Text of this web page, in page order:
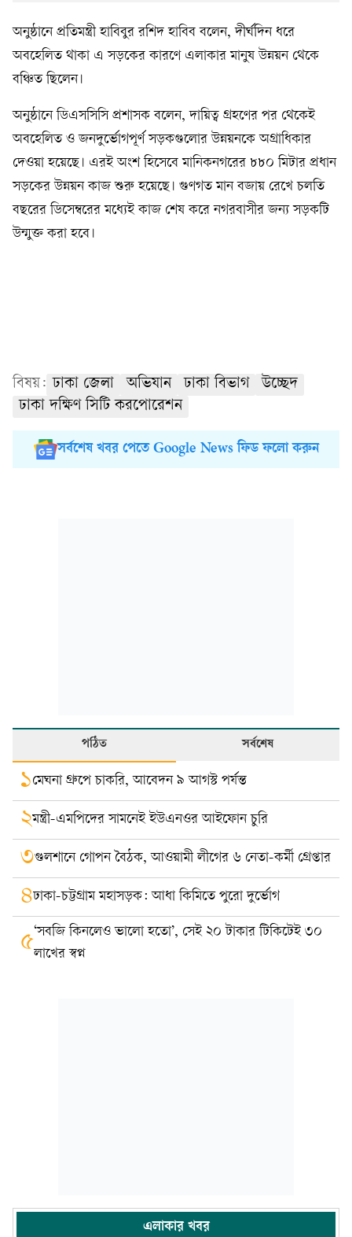
অনুষ্ঠানে প্রতিমন্ত্রী হাবিবুর রশিদ হাবিব বলেন, দীর্ঘদিন ধরে
অবহেলিত থাকা এ সড়কের কারণে এলাকার মানুষ উন্নয়ন থেকে
বঞ্চিত ছিলেন।
অনুষ্ঠানে ডিএসসিসি প্রশাসক বলেন, দায়িত্ব গ্রহণের পর থেকেই
অবহেলিত ও জনদুর্ভোগপূর্ণ সড়কগুলোর উন্নয়নকে অগ্রাধিকার
দেওয়া হয়েছে। এরই অংশ হিসেবে মানিকনগরের ৮৮০ মিটার প্রধান
সড়কের উন্নয়ন কাজ শুরু হয়েছে। গুণগত মান বজায় রেখে চলতি
বছরের ডিসেম্বরের মধ্যেই কাজ শেষ করে নগরবাসীর জন্য সড়কটি
উন্মুক্ত করা হবে।
বিষয়: ঢাকা জেলা অভিযান ঢাকা বিভাগ
উচ্ছেদ
ঢাকা দক্ষিণ সিটি করপোরেশন
সর্বশেষ খবর পেতে Google News ফিড ফলো করুন
পঠিত সর্বশেষ
১মেঘনা গ্রুপে চাকরি, আবেদন ৯ আগস্ট পর্যন্ত
২মন্ত্রী-এমপিদের সামনেই ইউএনওর আইফোন চুরি
৩গুলশানে গোপন বৈঠক, আওয়ামী লীগের ৬ নেতা-কর্মী গ্রেপ্তার
৪ঢাকা-চট্টগ্রাম মহাসড়ক: আধা কিমিতে পুরো দুর্ভোগ
৫‘সবজি কিনলেও ভালো হতো’, সেই ২০ টাকার টিকিটেই ৩০
লাখের স্বপ্ন
এলাকার খবর